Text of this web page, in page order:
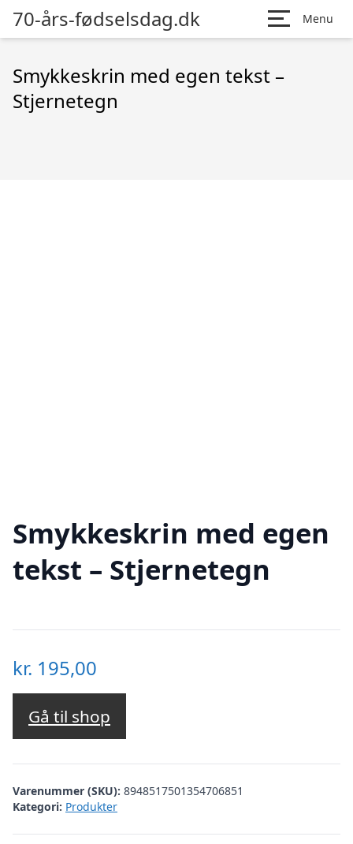
70-års-fødselsdag.dk Menu
Smykkeskrin med egen tekst –
Stjernetegn
Smykkeskrin med egen
tekst – Stjernetegn
kr. 195,00
Gå til shop
Varenummer (SKU): 8948517501354706851
Kategori: Produkter